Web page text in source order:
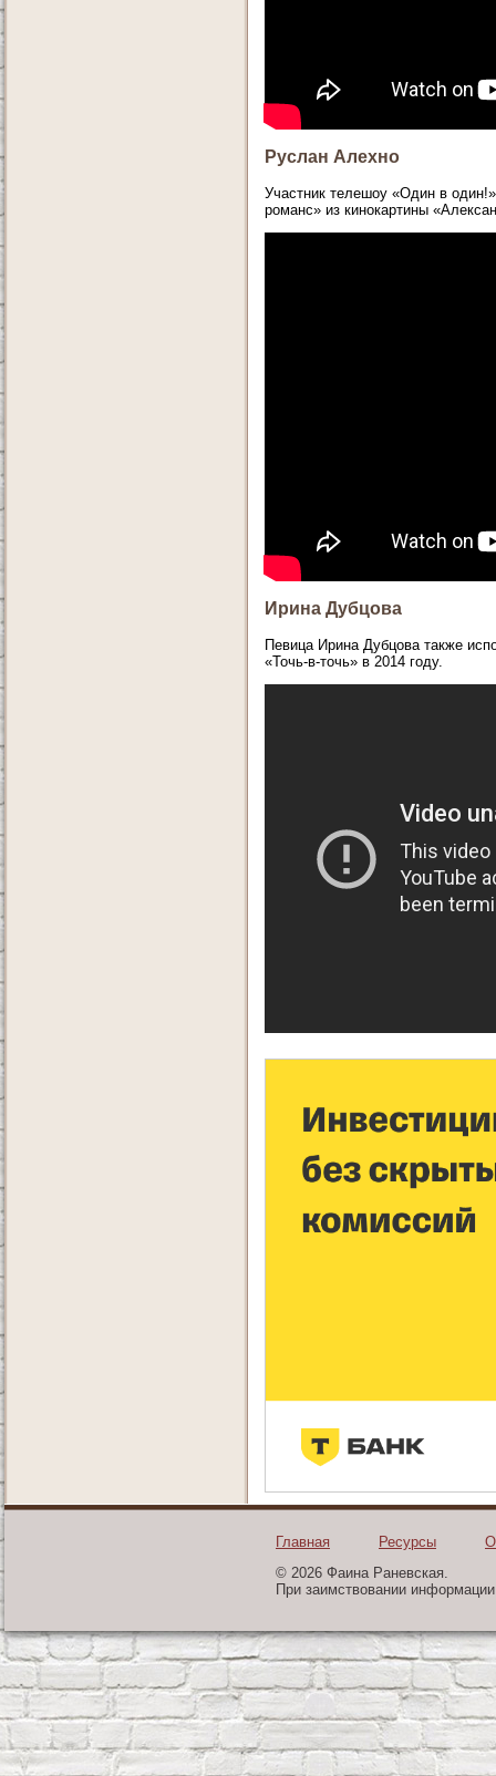
Руслан Алехно
Участник телешоу «Один в
романс» из кинокартины
Ирина Дубцова
Певица Ирина Дубцова также
«Точь-в-точь» в 2014 году.
Главная Ресурсы
© 2026 Фаина Раневская.
При заимствовании